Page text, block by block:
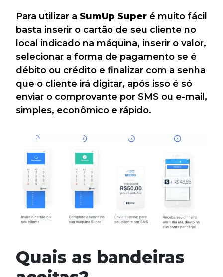
Para utilizar a SumUp Super é muito fácil
basta inserir o cartão de seu cliente no
local indicado na máquina, inserir o valor,
selecionar a forma de pagamento se é
débito ou crédito e finalizar com a senha
que o cliente irá digitar, após isso é só
enviar o comprovante por SMS ou e-mail,
simples, econômico e rápido.
Quais as bandeiras